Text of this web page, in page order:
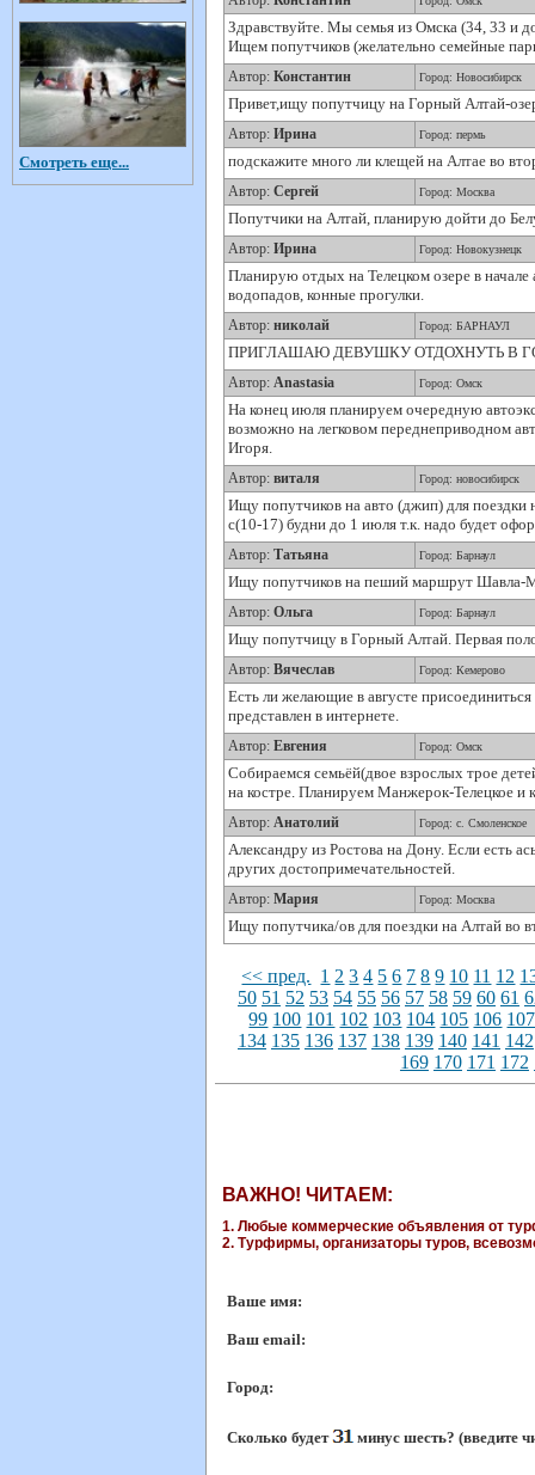
Смотреть еще...
Здравствуйте. Мы семья из Омска (34, 33 и
Ищем попутчиков (желательно семейные
Автор: Константин Город: Новосибирск
Привет,ищу попутчицу на Горный Алтай-
Автор: Ирина Город: пермь
подскажите много ли клещей на Алтае во
Автор: Сергей Город: Москва
Попутчики на Алтай, планирую дойти до
Автор: Ирина Город: Новокузнецк
Планирую отдых на Телецком озере в
водопадов, конные прогулки.
Автор: николай Город: БАРНАУЛ
ПРИГЛАШАЮ ДЕВУШКУ ОТДОХНУТЬ В
Автор: Anastasia Город: Омск
На конец июля планируем очередную
возможно на легковом переднеприводном
Игоря.
Автор: виталя Город: новосибирск
Ищу попутчиков на авто (джип) для поездки
с(10-17) будни до 1 июля т.к. надо будет
Автор: Татьяна Город: Барнаул
Ищу попутчиков на пеший маршрут Шавла-
Автор: Ольга Город: Барнаул
Ищу попутчицу в Горный Алтай. Первая
Автор: Вячеслав Город: Кемерово
Есть ли желающие в августе
представлен в интернете.
Автор: Евгения Город: Омск
Собираемся семьёй(двое взрослых трое
на костре. Планируем Манжерок-Телецкое и
Автор: Анатолий Город: с. Смоленское
Александру из Ростова на Дону. Если есть
других достопримечательностей.
Автор: Мария Город: Москва
Ищу попутчика/ов для поездки на Алтай во
<< пред. 1 2 3 4 5 6 7 8 9 10 11 12
50 51 52 53 54 55 56 57 58 59 60 61
99 100 101 102 103 104 105 106 107
134 135 136 137 138 139 140 141 142
169 170 171 172
ВАЖНО! ЧИТАЕМ:
1. Любые коммерческие объявления от
2. Турфирмы, организаторы туров,
Ваше имя:
Ваш еmail:
Город:
Сколько будет минус шесть? (введите